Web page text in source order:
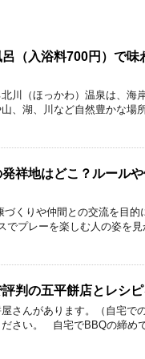
（入浴料700円）で
（ほっかわ）温泉は、海
山、湖、川など自然豊かな
祥地はどこ？ルール
くりや仲間との交流を目的
プレーを楽しむ人の姿を見
判の五平餅店とレシ
さんがあります。（自宅で
さい。 自宅でBBQの締め